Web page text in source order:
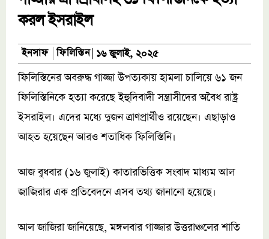
করল ইসরাইল
ইনসাফ ফিলিস্তিন ১৬ জুলাই, ২০২৫
ফিলিস্তিনের অবরুদ্ধ গাজ্জা উপত্যকায় হামলা চালিয়ে ৬১ জন
ফিলিস্তিনিকে হত্যা করেছে ইহুদিবাদী সন্ত্রাসীদের অবৈধ রাষ্ট্র
ইসরাইল। এদের মধ্যে দুজন ত্রাণপ্রার্থীও রয়েছেন। এছাড়াও
আহত হয়েছেন আরও শতাধিক ফিলিস্তিনি।
আজ বুধবার (১৬ জুলাই) কাতারভিত্তিক সংবাদ মাধ্যম আল
জাজিরার এক প্রতিবেদনে এসব তথ্য জানানো হয়েছে।
আল জাজিরা জানিয়েছে, মঙ্গলবার গাজ্জার উত্তরাঞ্চলের শাতি